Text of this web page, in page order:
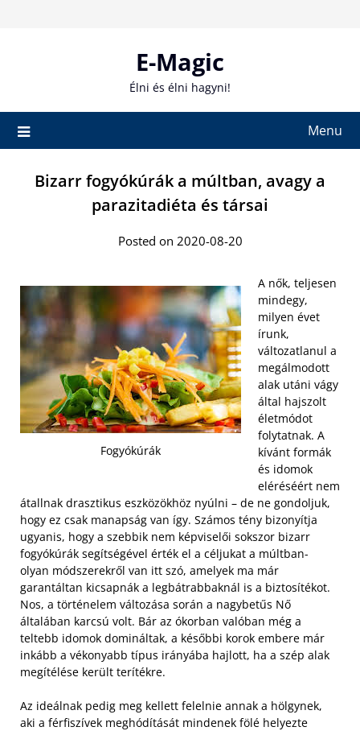
E-Magic
Élni és élni hagyni!
Menu
Bizarr fogyókúrák a múltban, avagy a
parazitadiéta és társai
Posted on 2020-08-20
Fogyókúrák
A nők, teljesen
mindegy,
milyen évet
írunk,
változatlanul a
megálmodott
alak utáni vágy
által hajszolt
életmódot
folytatnak. A
kívánt formák
és idomok
eléréséért nem
átallnak drasztikus eszközökhöz nyúlni – de ne gondoljuk,
hogy ez csak manapság van így. Számos tény bizonyítja
ugyanis, hogy a szebbik nem képviselői sokszor bizarr
fogyókúrák segítségével érték el a céljukat a múltban-
olyan módszerekről van itt szó, amelyek ma már
garantáltan kicsapnák a legbátrabbaknál is a biztosítékot.
Nos, a történelem változása során a nagybetűs Nő
általában karcsú volt. Bár az ókorban valóban még a
teltebb idomok domináltak, a későbbi korok embere már
inkább a vékonyabb típus irányába hajlott, ha a szép alak
megítélése került terítékre.
Az ideálnak pedig meg kellett felelnie annak a hölgynek,
aki a férfiszívek meghódítását mindenek fölé helyezte